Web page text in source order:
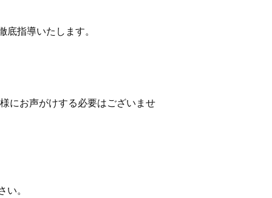
指導いたします。
にお声がけする必要はございませ
。